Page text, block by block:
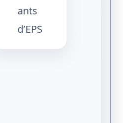
ants
d’EPS